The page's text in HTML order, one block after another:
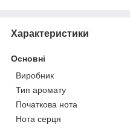
Характеристики
Основні
Виробник
Тип аромату
Початкова нота
Нота серця